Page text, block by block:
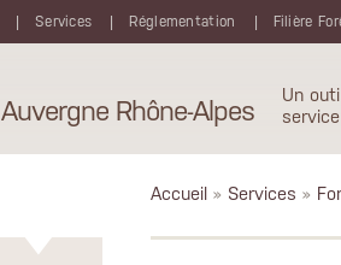
Services Réglementation Filière
Auvergne Rhône-Alpes
Un
Accueil » Services »